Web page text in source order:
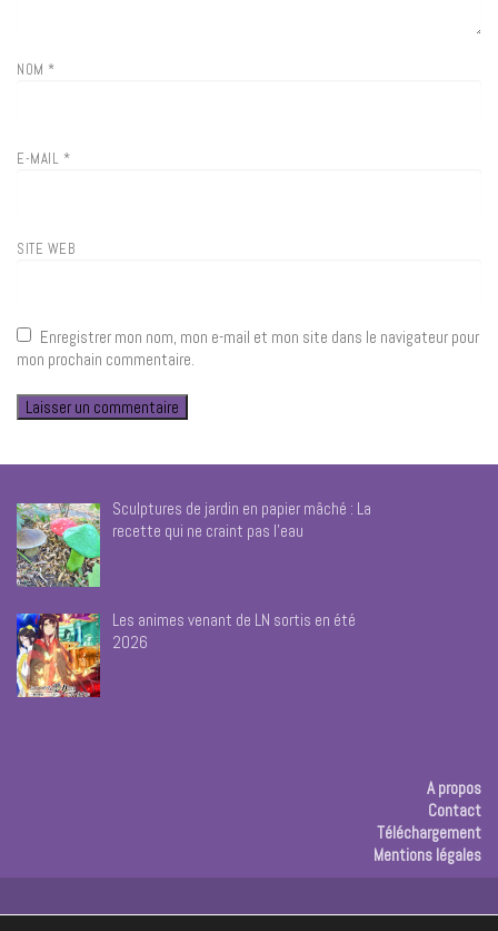
NOM *
E-MAIL *
SITE WEB
Enregistrer mon nom, mon e-mail et mon site dans le navigateur pour
mon prochain commentaire.
Sculptures de jardin en papier mâché : La
recette qui ne craint pas l’eau
Les animes venant de LN sortis en été
2026
A propos
Contact
Téléchargement
Mentions légales